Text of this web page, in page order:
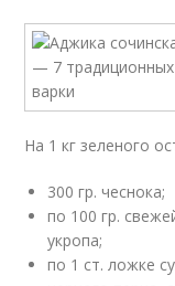
На 1 кг зеленого
300 гр. чеснока;
по 100 гр.
укропа;
по 1 ст. ложке